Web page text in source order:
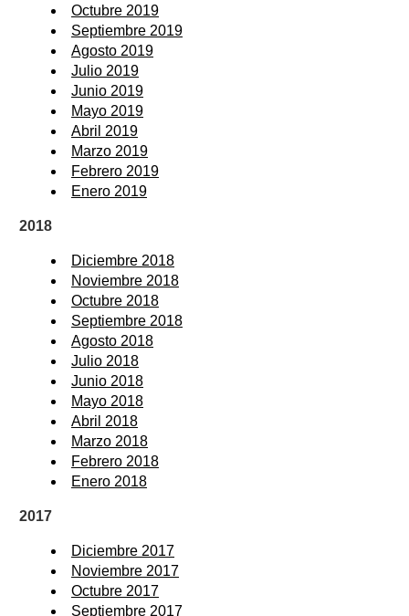
Octubre 2019
Septiembre 2019
Agosto 2019
Julio 2019
Junio 2019
Mayo 2019
Abril 2019
Marzo 2019
Febrero 2019
Enero 2019
2018
Diciembre 2018
Noviembre 2018
Octubre 2018
Septiembre 2018
Agosto 2018
Julio 2018
Junio 2018
Mayo 2018
Abril 2018
Marzo 2018
Febrero 2018
Enero 2018
2017
Diciembre 2017
Noviembre 2017
Octubre 2017
Septiembre 2017